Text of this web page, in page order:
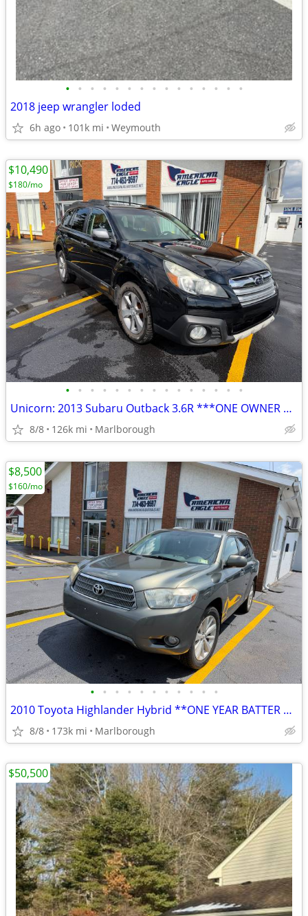
• • • • • • • • • • • • • • •
2018 jeep wrangler loded
6h ago 101k mi Weymouth
• • • • • • • • • • • • • • •
Unicorn: 2013 Subaru Outback 3.6R ***ONE OWNER NO ACCIDENTS NO RUST
8/8 126k mi Marlborough
$10,490
$180/mo
• • • • • • • • • • •
2010 Toyota Highlander Hybrid **ONE YEAR BATTER WARRANTY
8/8 173k mi Marlborough
$8,500
$160/mo
$50,500